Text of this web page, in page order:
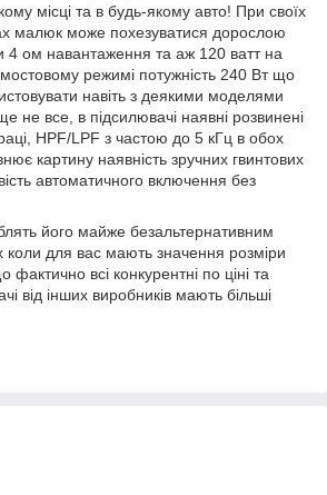
місці та в будь-якому авто! При своїх
малюк може похезуватися дорослою
4 ом навантаження та аж 120 ватт на
режимі потужність 240 Вт що
навіть з деякими моделями
не все, в підсилювачі наявні розвинені
HPF/LPF з частою до 5 кГц в обох
картину наявність зручних гвинтових
автоматичного включення без
його майже безальтернативним
коли для вас мають значення розміри
всі конкурентні по ціні та
від інших виробників мають більші